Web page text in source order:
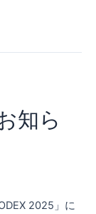
知ら
2025」に